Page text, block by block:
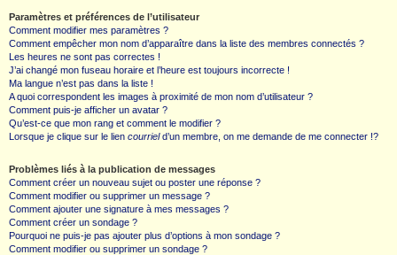
Paramètres et préférences de l’utilisateur
Comment modifier mes paramètres ?
Comment empêcher mon nom d’apparaître dans la liste des membres connectés ?
Les heures ne sont pas correctes !
J’ai changé mon fuseau horaire et l’heure est toujours incorrecte !
Ma langue n’est pas dans la liste !
A quoi correspondent les images à proximité de mon nom d’utilisateur ?
Comment puis-je afficher un avatar ?
Qu’est-ce que mon rang et comment le modifier ?
Lorsque je clique sur le lien courrield’un membre, on me demande de me connecter !?
Problèmes liés à la publication de messages
Comment créer un nouveau sujet ou poster une réponse ?
Comment modifier ou supprimer un message ?
Comment ajouter une signature à mes messages ?
Comment créer un sondage ?
Pourquoi ne puis-je pas ajouter plus d’options à mon sondage ?
Comment modifier ou supprimer un sondage ?